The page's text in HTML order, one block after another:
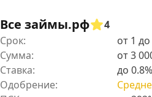
Все займы.рф
4
Срок:
от 1
Сумма:
от 3
Ставка:
до 0.8%
Одобрение: